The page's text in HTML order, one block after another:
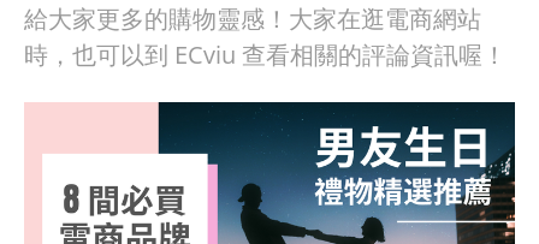
給大家更多的購物靈感！大家在逛電商網站
時，也可以到 ECviu 查看相關的評論資訊喔！